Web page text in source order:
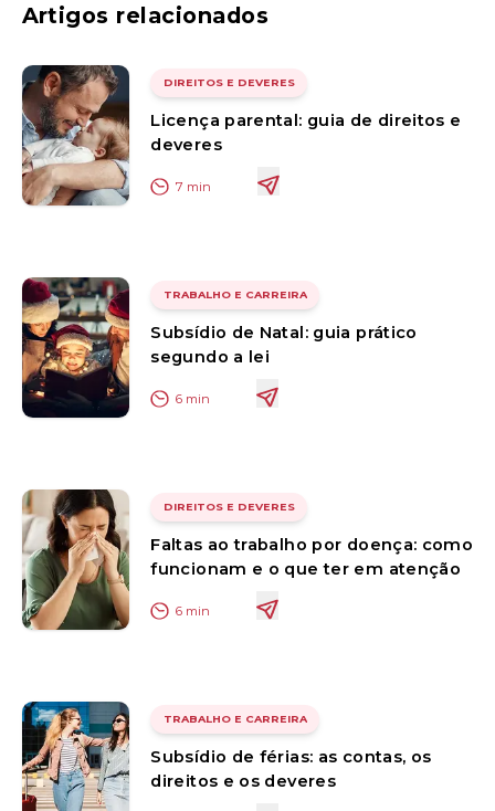
Artigos relacionados
DIREITOS E DEVERES
Licença parental: guia de direitos e
deveres
7 min
TRABALHO E CARREIRA
Subsídio de Natal: guia prático
segundo a lei
6 min
DIREITOS E DEVERES
Faltas ao trabalho por doença: como
funcionam e o que ter em atenção
6 min
TRABALHO E CARREIRA
Subsídio de férias: as contas, os
direitos e os deveres